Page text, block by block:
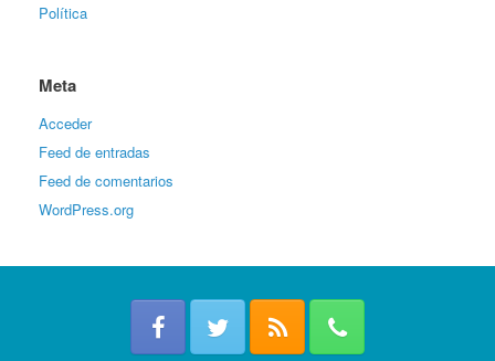
Política
Meta
Acceder
Feed de entradas
Feed de comentarios
WordPress.org